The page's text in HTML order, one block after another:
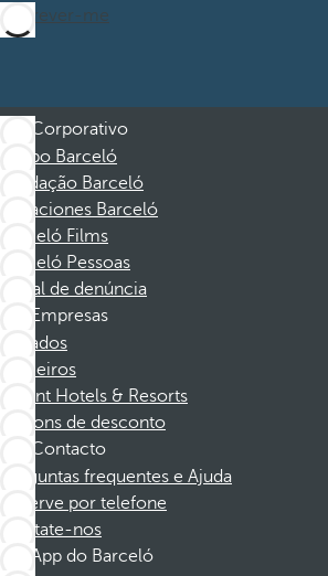
Inscrever-me
Corporativo
Grupo Barceló
Fundação Barceló
Vacaciones Barceló
Barceló Films
Barceló Pessoas
Canal de denúncia
Empresas
Afiliados
Parceiros
Dorint Hotels & Resorts
Cupons de desconto
Contacto
Perguntas frequentes e Ajuda
Reserve por telefone
Contate-nos
App do Barceló